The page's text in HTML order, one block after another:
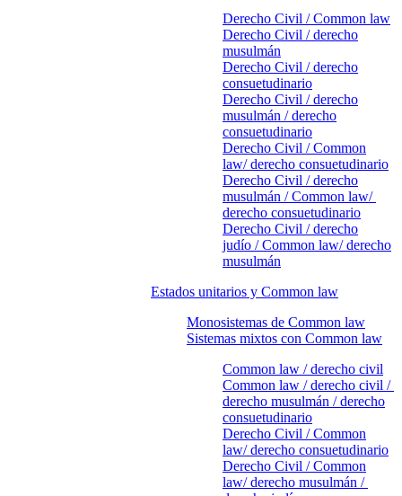
Derecho Civil / Common law
Derecho Civil / derecho
musulmán
Derecho Civil / derecho
consuetudinario
Derecho Civil / derecho
musulmán / derecho
consuetudinario
Derecho Civil / Common
law/ derecho consuetudinario
Derecho Civil / derecho
musulmán / Common law/
derecho consuetudinario
Derecho Civil / derecho
judío / Common law/ derecho
musulmán
Estados unitarios y Common law
Monosistemas de Common law
Sistemas mixtos con Common law
Common law / derecho civil
Common law / derecho civil /
derecho musulmán / derecho
consuetudinario
Derecho Civil / Common
law/ derecho consuetudinario
Derecho Civil / Common
law/ derecho musulmán /